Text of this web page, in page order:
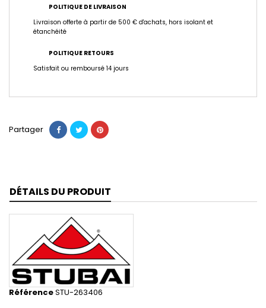
POLITIQUE DE LIVRAISON
Livraison offerte à partir de 500 € d'achats, hors isolant et
étanchéité
POLITIQUE RETOURS
Satisfait ou remboursé 14 jours
Partager
DÉTAILS DU PRODUIT
RéférenceSTU-263406